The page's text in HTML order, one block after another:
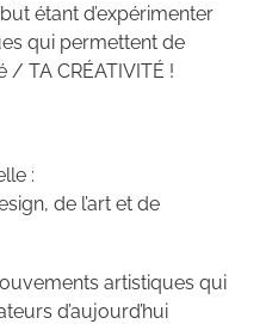
étant d’expérimenter
qui permettent de
TA CRÉATIVITÉ !
:
de l’art et de
artistiques qui
d’aujourd’hui